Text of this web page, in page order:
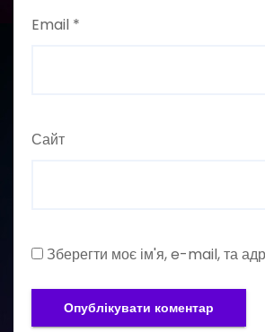
Email *
Сайт
Зберегти моє ім'я, e-mail, та